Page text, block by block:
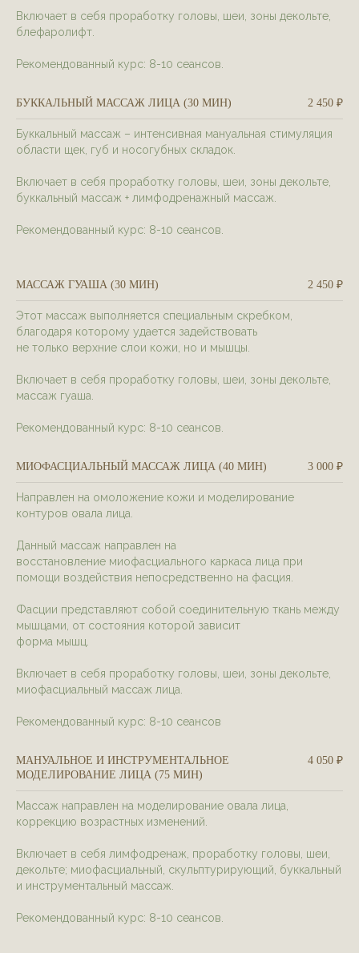
Включает в себя проработку головы, шеи, зоны декольте,
блефаролифт.
Рекомендованный курс: 8-10 сеансов.
БУККАЛЬНЫЙ МАССАЖ ЛИЦА (30 МИН) 2 450 ₽
Буккальный массаж – интенсивная мануальная стимуляция
области щек, губ и носогубных складок.
Включает в себя проработку головы, шеи, зоны декольте,
буккальный массаж + лимфодренажный массаж.
Рекомендованный курс: 8-10 сеансов.
МАССАЖ ГУАША (30 МИН) 2 450 ₽
Этот массаж выполняется специальным скребком,
благодаря которому удается задействовать
не только верхние слои кожи, но и мышцы.
Включает в себя проработку головы, шеи, зоны декольте,
массаж гуаша.
Рекомендованный курс: 8-10 сеансов.
МИОФАСЦИАЛЬНЫЙ МАССАЖ ЛИЦА (40 МИН) 3 000 ₽
Направлен на омоложение кожи и моделирование
контуров овала лица.
Данный массаж направлен на
восстановление миофасциального каркаса лица при
помощи воздействия непосредственно на фасция.
Фасции представляют собой соединительную ткань между
мышцами, от состояния которой зависит
форма мышц.
Включает в себя проработку головы, шеи, зоны декольте,
миофасциальный массаж лица.
Рекомендованный курс: 8-10 сеансов
МАНУАЛЬНОЕ И ИНСТРУМЕНТАЛЬНОЕ
МОДЕЛИРОВАНИЕ ЛИЦА (75 МИН)
4 050 ₽
Массаж направлен на моделирование овала лица,
коррекцию возрастных изменений.
Включает в себя лимфодренаж, проработку головы, шеи,
декольте; миофасциальный, скульптурирующий, буккальный
и инструментальный массаж.
Рекомендованный курс: 8-10 сеансов.